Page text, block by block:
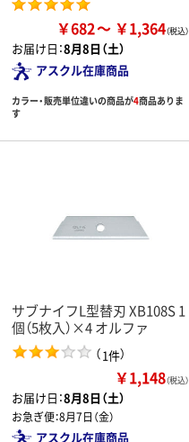
￥682 ￥1,364
お届け日：8月8日（土）
アスクル在庫商品
カラー・販売単位違いの商品が4商品ありま
す
サブナイフL型替刃 XB108S 1
個（5枚入）×4 オルファ
（1件）
￥1,148（税込）
お届け日：8月8日（土）
お急ぎ便：8月7日（金）
アスクル在庫商品